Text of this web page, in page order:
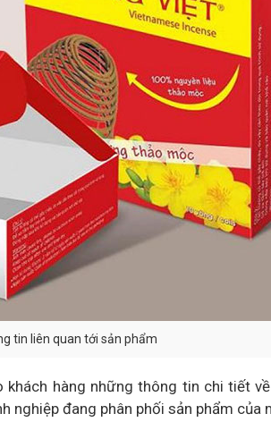
tin liên quan tới sản phẩm
hàng những thông tin chi tiết
nghiệp đang phân phối sản phẩm của